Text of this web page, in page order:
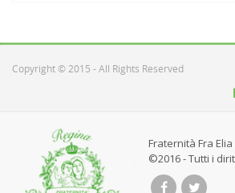
Copyright © 2015 - All Rights Reserved
Fraternità Fra
©2016 - Tutti i